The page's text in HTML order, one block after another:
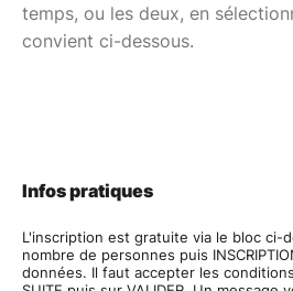
temps, ou les deux, en
convient ci-dessous.
Infos pratiques
L'inscription est gratuite via le bloc ci-
nombre de personnes puis
données. Il faut accepter les